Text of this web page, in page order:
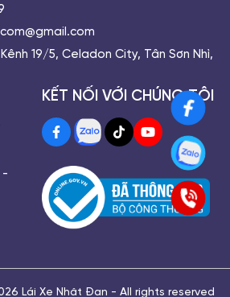
19/5, Celadon City, Tân Sơn Nhì,
-
KẾT NỐI VỚI CHÚNG TÔI
Lái Xe Nhật Đan - All rights reserved